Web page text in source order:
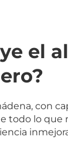
el
con
todo lo que